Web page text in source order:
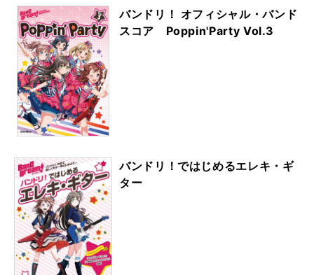
バンドリ！ オフィシャル・バンド
スコア Poppin'Party Vol.3
バンドリ！ではじめるエレキ・ギ
ター